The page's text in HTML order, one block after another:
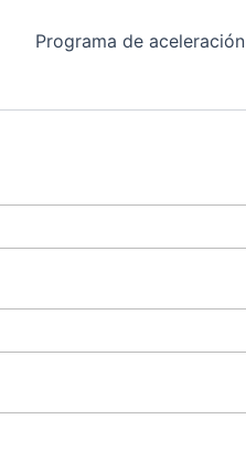
Programa de aceleración